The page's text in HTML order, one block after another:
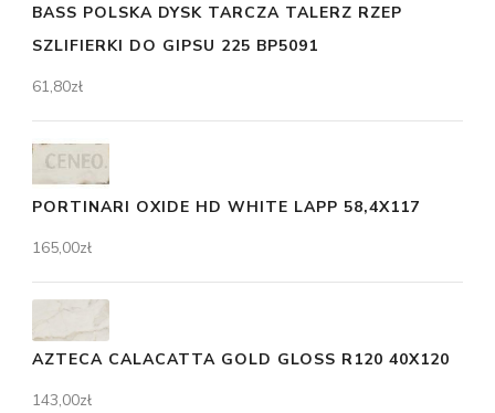
BASS POLSKA DYSK TARCZA TALERZ RZEP
SZLIFIERKI DO GIPSU 225 BP5091
61,80zł
PORTINARI OXIDE HD WHITE LAPP 58,4X117
165,00zł
AZTECA CALACATTA GOLD GLOSS R120 40X120
143,00zł